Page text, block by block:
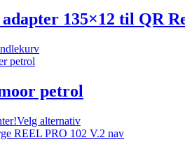
flere
varianter.
135×12 til QR
petrol
Velg alternativDette
produktet